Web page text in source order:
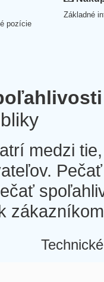
pozície
Základné
medzi